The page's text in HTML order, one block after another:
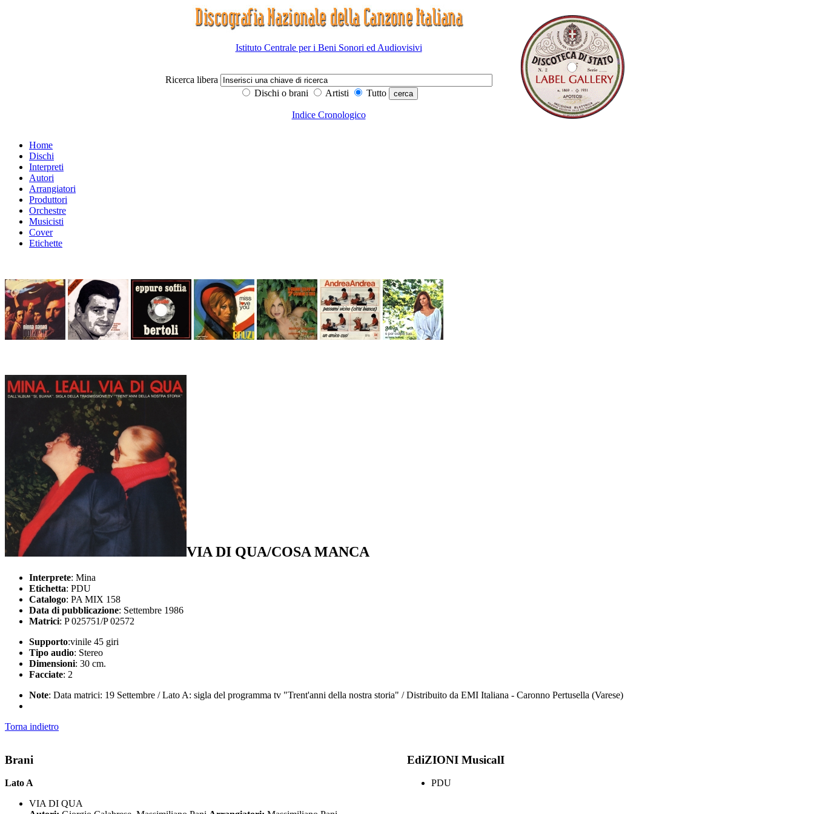
Istituto Centrale per i Beni Sonori ed Audiovisivi
Ricerca libera
Dischi o brani
Artisti Tutto
Indice Cronologico
Home
Dischi
Interpreti
Autori
Arrangiatori
Produttori
Orchestre
Musicisti
Cover
Etichette
VIA DI QUA/COSA MANCA
Interprete: Mina
Etichetta: PDU
Catalogo: PA MIX 158
Data di pubblicazione: Settembre 1986
Matrici: P 025751/P 02572
Supporto:vinile 45 giri
Tipo audio: Stereo
Dimensioni: 30 cm.
Facciate: 2
Note: Data matrici: 19 Settembre / Lato A: sigla del programma tv "Trent'anni della nostra storia" / Distribuito da EMI Italiana - Caronno Pertusella (Varese)
Torna indietro
Brani
Lato A
VIA DI QUA
EdiZIONI MusicalI
PDU